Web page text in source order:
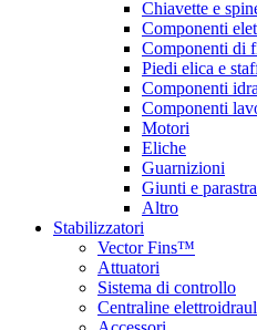
Chiavette e
Componenti
Componenti di
Piedi elica e
Componenti
Componenti
Motori
Eliche
Guarnizioni
Giunti e
Altro
Stabilizzatori
Vector Fins™
Attuatori
Sistema di controllo
Centraline